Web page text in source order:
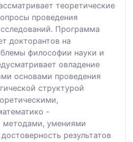
теоретические
проведения
Программа
докторантов на
философии науки и
овладение
основами проведения
структурой
-
методами, умениями
результатов